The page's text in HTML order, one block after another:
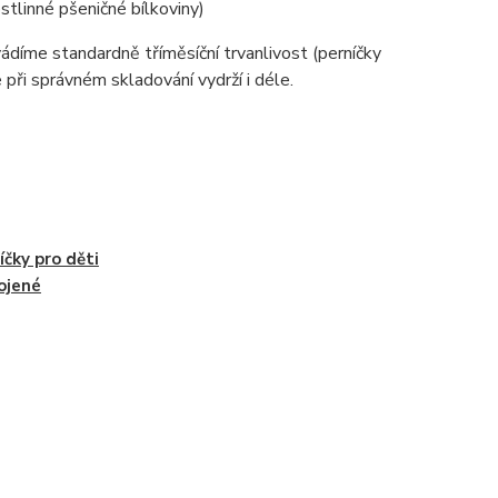
pšeničné bílkoviny)
standardně tříměsíční trvanlivost (perníčky
správném skladování vydrží i déle.
pro děti